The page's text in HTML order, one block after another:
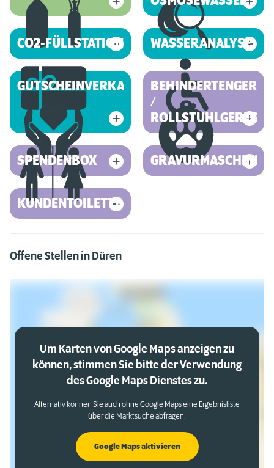
CO2-FÜLLSTATION WASSERANALYSE
GUTSCHEINVERKAUF
/
ROLLSTUHLGERECHT
SPENDENBOX GRAVURMASCHINE
KUNDENTOILETTE
Offene Stellen in Düren
Um Karten von Google Maps anzeigen zu
können, stimmen Sie bitte der Verwendung
des Google Maps Dienstes zu.
Alternativ können Sie auch ohne Google Maps eine Ergebnisliste
über die Marktsuche abfragen.
Google Maps aktivieren